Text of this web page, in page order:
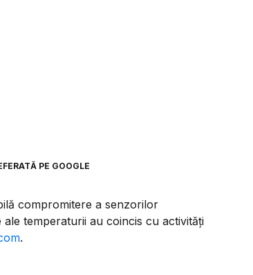
PE GOOGLE
compromitere a senzorilor
temperaturii au coincis cu activități
.